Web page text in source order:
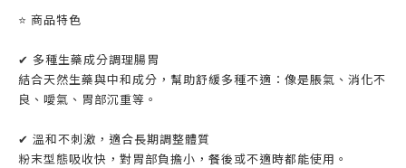
⭐ 商品特色
✔ 多種生藥成分調理腸胃
結合天然生藥與中和成分，幫助舒緩多種不適：像是脹氣、消化不
良、噯氣、胃部沉重等。
✔ 溫和不刺激，適合長期調整體質
粉末型態吸收快，對胃部負擔小，餐後或不適時都能使用。